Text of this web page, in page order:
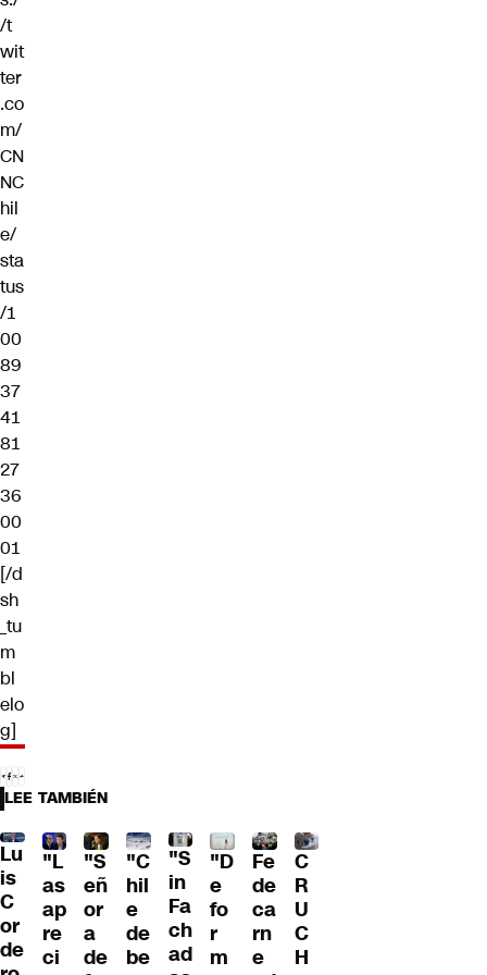
/t
wit
ter
.co
m/
CN
NC
hil
e/
sta
tus
/1
00
89
37
41
81
27
36
00
01
[/d
sh
_tu
m
bl
elo
g]
LEE TAMBIÉN
Lu
is
C
or
de
"L
as
ap
re
ci
"S
eñ
or
a
de
"C
hil
e
de
be
"S
in
Fa
ch
ad
"D
e
fo
r
m
Fe
de
ca
rn
e
C
R
U
C
H